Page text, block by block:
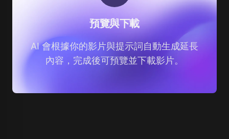
預覽與下載
AI 會根據你的影片與提示詞自動生成延長
內容，完成後可預覽並下載影片。